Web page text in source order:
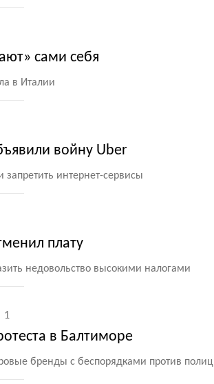
сами себя
в Италии
войну Uber
интернет-сервисы
плату
недовольство высокими налогами
1
в Балтиморе
бренды с беспорядками против